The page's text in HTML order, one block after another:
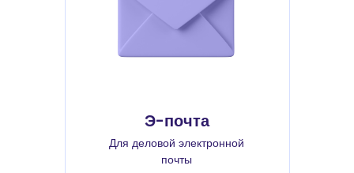
Э-почта
Для деловой электронной
почты